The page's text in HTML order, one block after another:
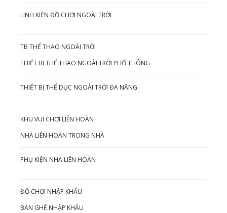
LINH KIỆN ĐỒ CHƠI NGOÀI TRỜI
TB THỂ THAO NGOÀI TRỜI
THIẾT BỊ THỂ THAO NGOÀI TRỜI PHỔ THÔNG
THIẾT BỊ THỂ DỤC NGOÀI TRỜI ĐA NĂNG
KHU VUI CHƠI LIÊN HOÀN
NHÀ LIÊN HOÀN TRONG NHÀ
PHỤ KIỆN NHÀ LIÊN HOÀN
ĐỒ CHƠI NHẬP KHẨU
BÀN GHẾ NHẬP KHẨU